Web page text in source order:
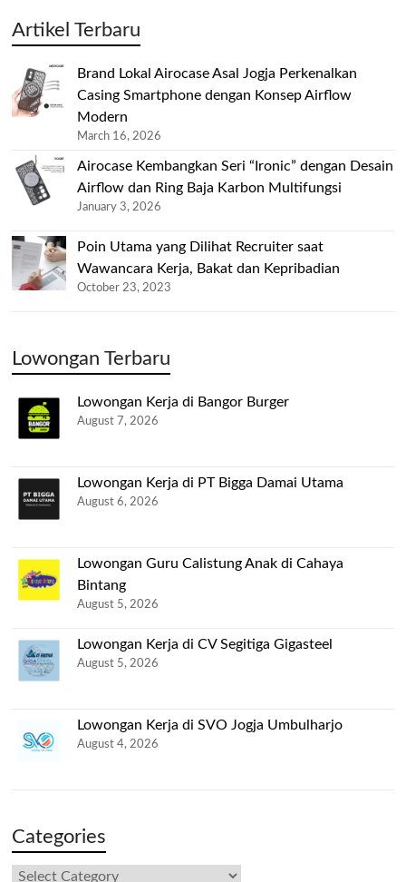
Artikel Terbaru
Brand Lokal Airocase Asal Jogja Perkenalkan
Casing Smartphone dengan Konsep Airflow
Modern
March 16, 2026
Airocase Kembangkan Seri “Ironic” dengan Desain
Airflow dan Ring Baja Karbon Multifungsi
January 3, 2026
Poin Utama yang Dilihat Recruiter saat
Wawancara Kerja, Bakat dan Kepribadian
October 23, 2023
Lowongan Terbaru
Lowongan Kerja di Bangor Burger
August 7, 2026
Lowongan Kerja di PT Bigga Damai Utama
August 6, 2026
Lowongan Guru Calistung Anak di Cahaya
Bintang
August 5, 2026
Lowongan Kerja di CV Segitiga Gigasteel
August 5, 2026
Lowongan Kerja di SVO Jogja Umbulharjo
August 4, 2026
Categories